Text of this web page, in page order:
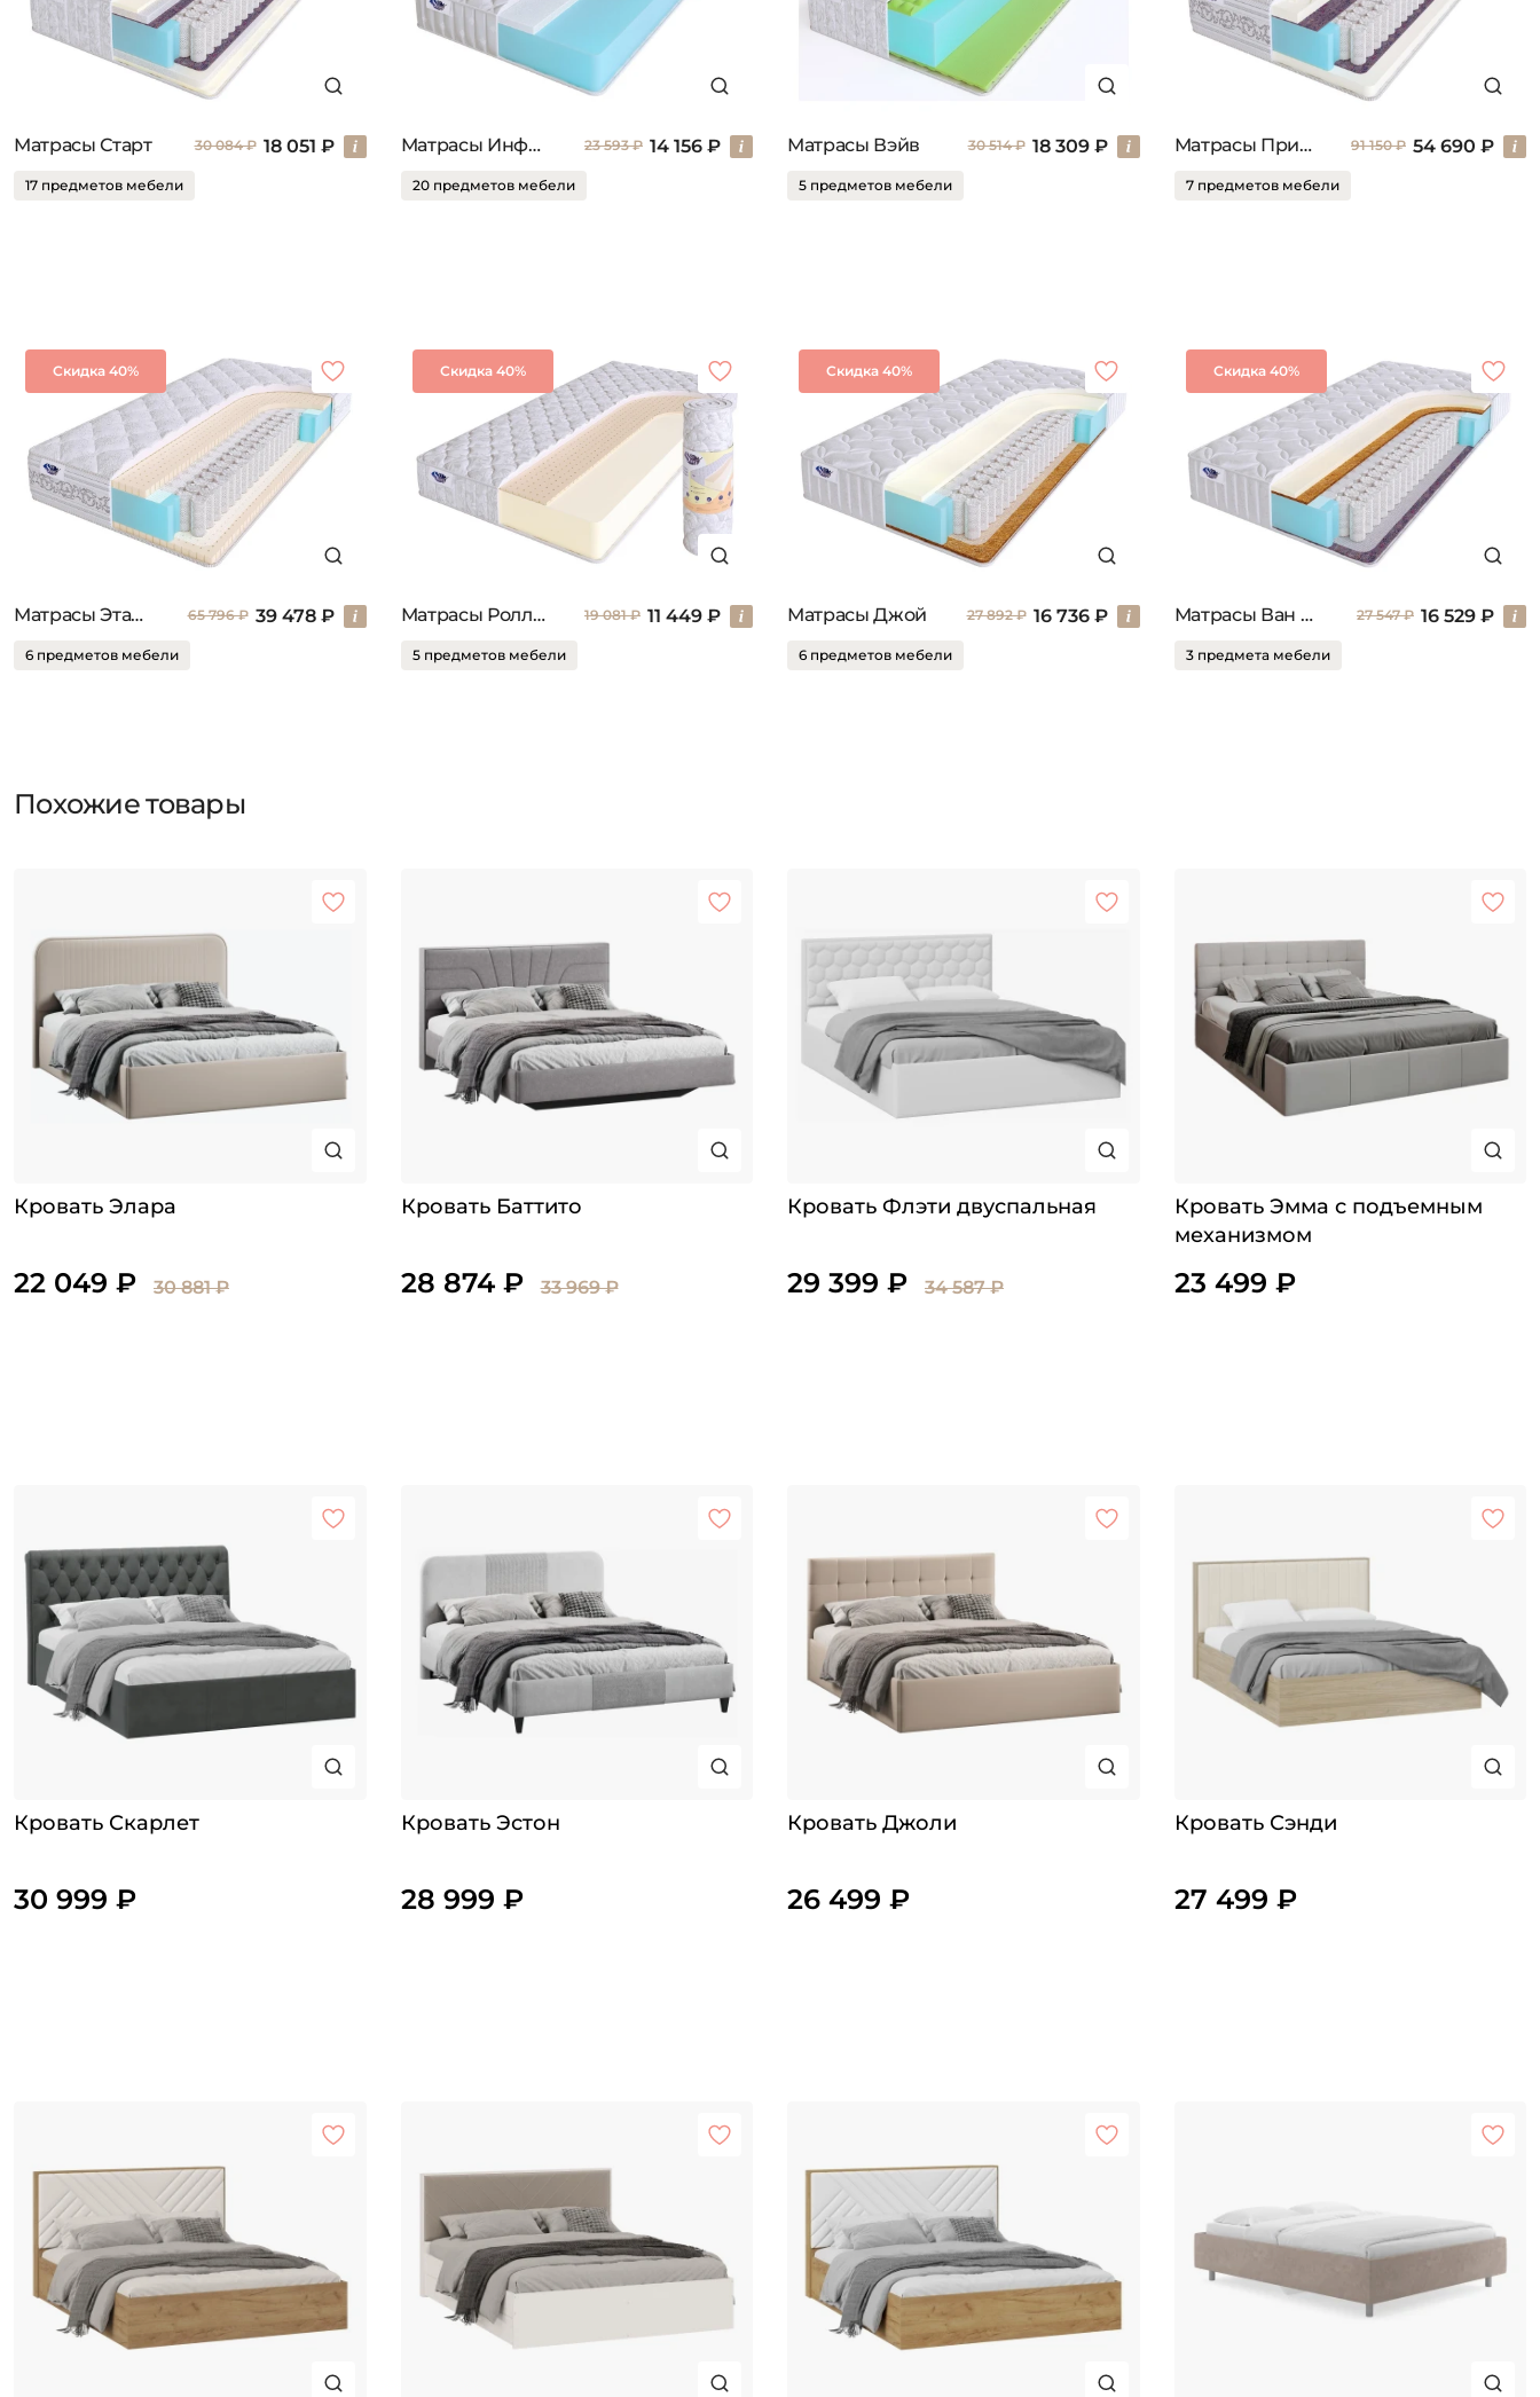
Матрасы Старт 30 084 ₽ 18 051 ₽
17 предметов мебели
Матрасы Инфлекс 23 593 ₽ 14 156 ₽
20 предметов мебели
Матрасы Вэйв 30 514 ₽ 18 309 ₽
5 предметов мебели
Матрасы Привиледж 91 150 ₽ 54 690 ₽
7 предметов мебели
Скидка 40%
Матрасы Эталон 65 796 ₽ 39 478 ₽
6 предметов мебели
Скидка 40%
Матрасы Роллер 19 081 ₽ 11 449 ₽
5 предметов мебели
Скидка 40%
Матрасы Джой 27 892 ₽ 16 736 ₽
6 предметов мебели
Скидка 40%
Матрасы Ван сайд 27 547 ₽ 16 529 ₽
3 предмета мебели
Похожие товары
Кровать Элара
22 049 ₽ 30 881 ₽
Кровать Баттито
28 874 ₽ 33 969 ₽
Кровать Флэти двуспальная
29 399 ₽ 34 587 ₽
Кровать Эмма с подъемным
механизмом
23 499 ₽
Кровать Скарлет
30 999 ₽
Кровать Эстон
28 999 ₽
Кровать Джоли
26 499 ₽
Кровать Сэнди
27 499 ₽